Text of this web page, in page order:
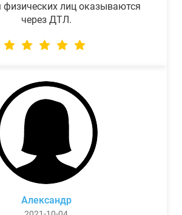
физических лиц оказываются
через ДТЛ.
Александр